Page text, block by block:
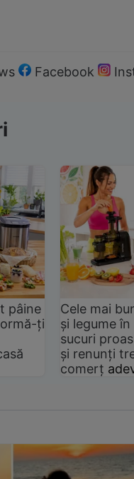
Facebook
pâine
ți
Cele mai
și legume
sucuri
și renunți
comerț